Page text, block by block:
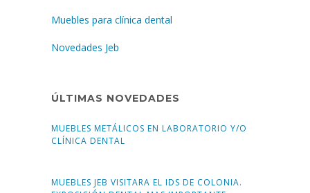
Muebles para clínica dental
Novedades Jeb
ÚLTIMAS NOVEDADES
MUEBLES METÁLICOS EN LABORATORIO Y/O
CLÍNICA DENTAL
MUEBLES JEB VISITARA EL IDS DE COLONIA.